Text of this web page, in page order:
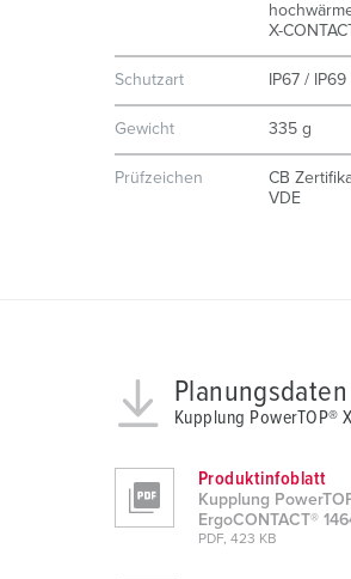
X-
Schutzart IP67 / IP69
Gewicht 335 g
Prüfzeichen
CB
VDE
Kupplung PowerTOP®
Produktinfoblatt
Kupplung
ErgoCONTACT®
PDF, 423 KB